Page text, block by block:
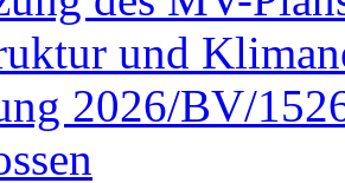
und
2026/BV/